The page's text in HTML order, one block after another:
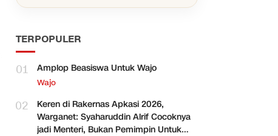
TERPOPULER
01 Amplop Beasiswa Untuk Wajo
Wajo
02
Keren di Rakernas Apkasi 2026,
Warganet: Syaharuddin Alrif Cocoknya
jadi Menteri, Bukan Pemimpin Untuk